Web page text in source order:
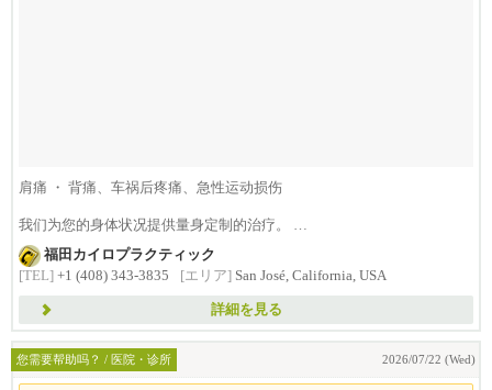
肩痛 ・ 背痛、车祸后疼痛、急性运动损伤
我们为您的身体状况提供量身定制的治疗。
"我们在...
福田カイロプラクティック
[TEL] +1 (408) 343-3835 [エリア] San José, California, USA
詳細を見る
您需要帮助吗？ / 医院・诊所 2026/07/22 (Wed)